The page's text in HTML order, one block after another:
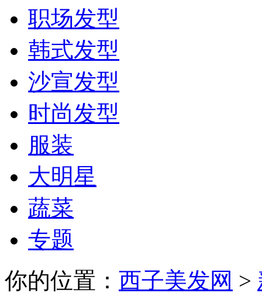
职场发型
韩式发型
沙宣发型
时尚发型
服装
大明星
蔬菜
专题
你的位置： 西子美发网 >